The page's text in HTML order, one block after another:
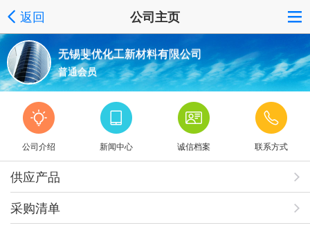
返回 公司主页
无锡斐优化工新材料有限公司
普通会员
公司介绍 新闻中心 诚信档案 联系方式
供应产品
采购清单